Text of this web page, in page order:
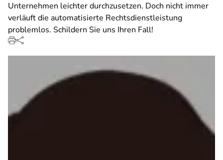
Unternehmen leichter durchzusetzen. Doch nicht immer
verläuft die automatisierte Rechtsdienstleistung
problemlos. Schildern Sie uns Ihren Fall!